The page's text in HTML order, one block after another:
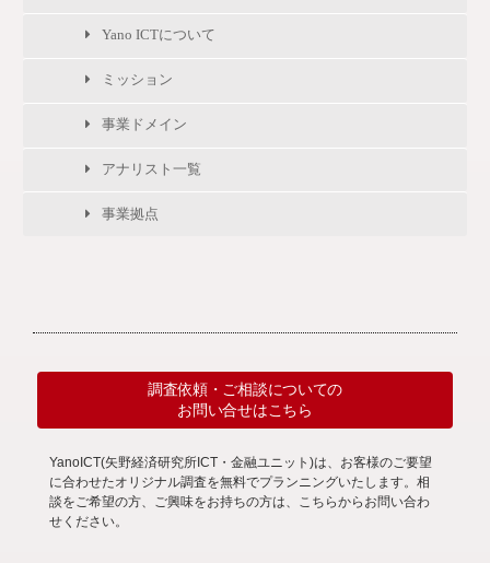
Yano ICTについて
ミッション
事業ドメイン
アナリスト一覧
事業拠点
調査依頼・ご相談についての
お問い合せはこちら
YanoICT(矢野経済研究所ICT・金融ユニット)は、お客様のご要望
に合わせたオリジナル調査を無料でプランニングいたします。相
談をご希望の方、ご興味をお持ちの方は、こちらからお問い合わ
せください。